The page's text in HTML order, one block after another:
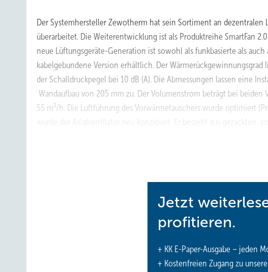
Der Systemhersteller Zewotherm hat sein Sortiment an dezentralen
überarbeitet. Die Weiterentwicklung ist als ­Produktreihe SmartFan
neue Lüftungsgeräte-Generation ist sowohl als funkbasierte als auch
kabelgebundene Version erhältlich. Der Wärmerückgewinnungsgrad
der Schalldruckpegel bei 10 dB (A). Die Abmessungen lassen eine
Wandaufbau von 205 mm zu. Der Volumen­strom beträgt bei beiden
55 m³/h. Die Luft­führung des Vorwärmetauschers wurde optimiert
wurde der Axialventilator neu konzipiert. Er besteht aus gezackten,
Jetzt
profitieren.
+ KK E-Paper-Ausgabe – jeden
+ Kostenfreien Zugang zu